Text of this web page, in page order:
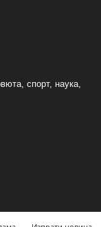
спорт, наука,